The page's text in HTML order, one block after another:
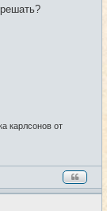
б
карлсонов от